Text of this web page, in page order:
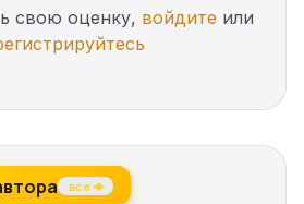
свою оценку, войдите или
все →